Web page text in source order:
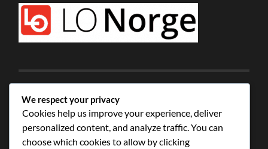
We respect your privacy
Cookies help us improve your experience, deliver
personalized content, and analyze traffic. You can
choose which cookies to allow by clicking